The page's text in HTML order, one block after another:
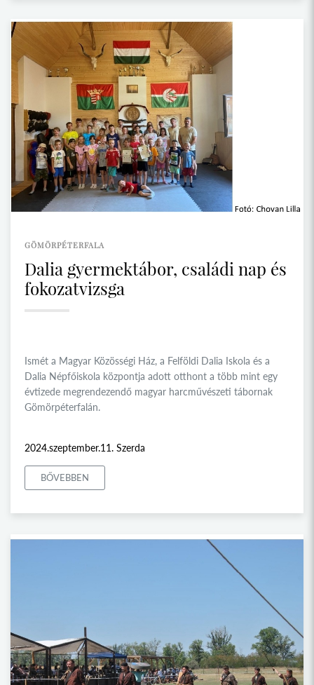
GÖMÖRPÉTERFALA
Dalia gyermektábor, családi nap és
fokozatvizsga
Ismét a Magyar Közösségi Ház, a Felföldi Dalia Iskola és a
Dalia Népfőiskola központja adott otthont a több mint egy
évtizede megrendezendő magyar harcművészeti tábornak
Gömörpéterfalán.
2024.szeptember.11. Szerda
BŐVEBBEN